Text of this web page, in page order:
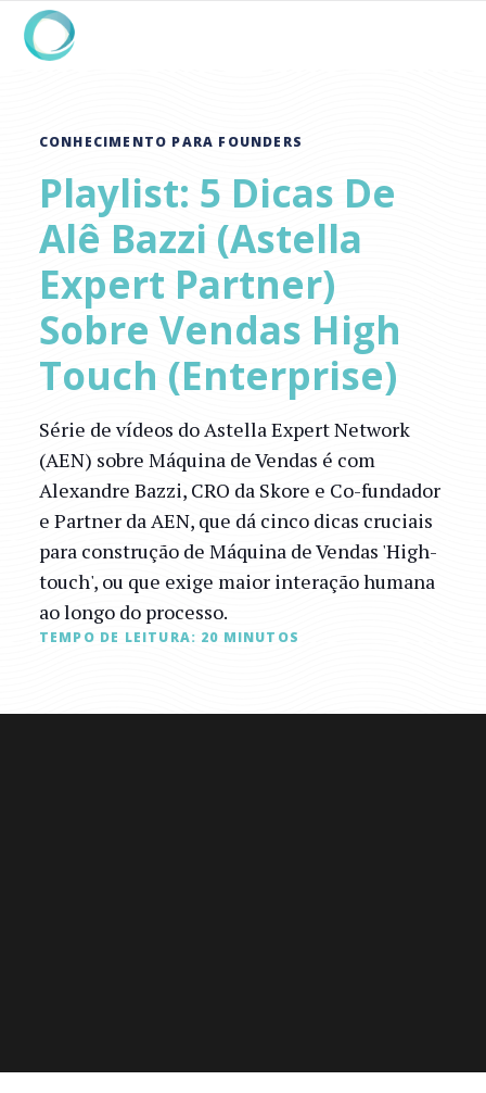
CONHECIMENTO PARA FOUNDERS
Playlist: 5 Dicas De
Alê Bazzi (Astella
Expert Partner)
Sobre Vendas High
Touch (Enterprise)
Série de vídeos do Astella Expert Network
(AEN) sobre Máquina de Vendas é com
Alexandre Bazzi, CRO da Skore e Co-fundador
e Partner da AEN, que dá cinco dicas cruciais
para construção de Máquina de Vendas 'High-
touch', ou que exige maior interação humana
ao longo do processo.
TEMPO DE LEITURA: 20 MINUTOS